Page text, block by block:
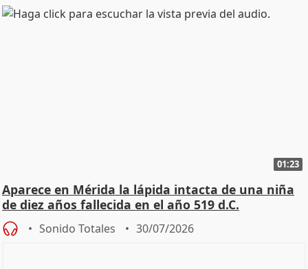
01:23
Aparece en Mérida la lápida intacta de una niña
de diez años fallecida en el año 519 d.C.
Sonido Totales 30/07/2026